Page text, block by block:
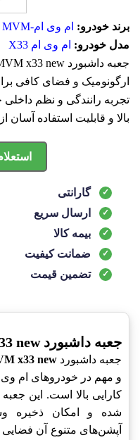
برند خودرو: ام وی ام-MVM
مدل خودرو: ام وی ام X33
ارگونومیک و فضای کافی
تجربه رانندگی و نظم
بالا و قابلیت استفاده
گارانتی
ارسال سریع
بیمه کالا
ضمانت کیفیت
تضمین قیمت
جعبه داشبورد MVM x33 new: معرفی محصول
جعبه داشبورد x33 new
و مهم در خودروهای ام
کارایی بالا است. این
شده و امکان ذخیره
آپشن‌های متنوع آن